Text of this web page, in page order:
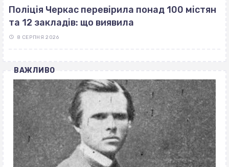
Поліція Черкас перевірила понад 100 містян
та 12 закладів: що виявила
8 СЕРПНЯ 2026
ВАЖЛИВО